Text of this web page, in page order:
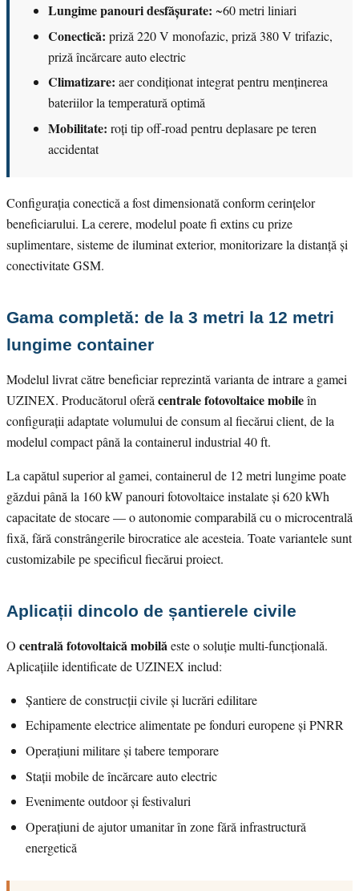
Lungime panouri desfășurate: ~60 metri liniari
Conectică: priză 220 V monofazic, priză 380 V trifazic,
priză încărcare auto electric
Climatizare: aer condiționat integrat pentru menținerea
bateriilor la temperatură optimă
Mobilitate: roți tip off-road pentru deplasare pe teren
accidentat
Configurația conectică a fost dimensionată conform cerințelor
beneficiarului. La cerere, modelul poate fi extins cu prize
suplimentare, sisteme de iluminat exterior, monitorizare la distanță și
conectivitate GSM.
Gama completă: de la 3 metri la 12 metri
lungime container
Modelul livrat către beneficiar reprezintă varianta de intrare a gamei
UZINEX. Producătorul oferă centrale fotovoltaice mobileîn
configurații adaptate volumului de consum al fiecărui client, de la
modelul compact până la containerul industrial 40 ft.
La capătul superior al gamei, containerul de 12 metri lungime poate
găzdui până la 160 kW panouri fotovoltaice instalate și 620 kWh
capacitate de stocare — o autonomie comparabilă cu o microcentrală
fixă, fără constrângerile birocratice ale acesteia. Toate variantele sunt
customizabile pe specificul fiecărui proiect.
Aplicații dincolo de șantierele civile
O centrală fotovoltaică mobilăeste o soluție multi-funcțională.
Aplicațiile identificate de UZINEX includ:
Șantiere de construcții civile și lucrări edilitare
Echipamente electrice alimentate pe fonduri europene și PNRR
Operațiuni militare și tabere temporare
Stații mobile de încărcare auto electric
Evenimente outdoor și festivaluri
Operațiuni de ajutor umanitar în zone fără infrastructură
energetică